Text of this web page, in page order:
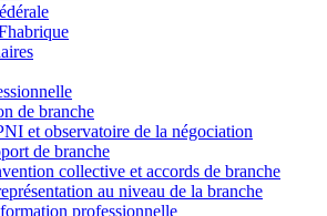
de branche
et observatoire de la négociation
de branche
collective et accords de branche
au niveau de la branche
professionnelle